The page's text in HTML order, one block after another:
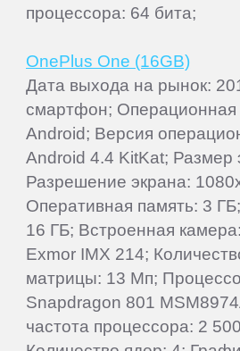
процессора: 64 бита;
OnePlus One (16GB)
Дата выхода на рынок:
смартфон; Операционная
Android; Версия
Android 4.4 KitKat; Размер
Разрешение экрана:
Оперативная память: 3
16 ГБ; Встроенная
Exmor IMX 214;
матрицы: 13 Мп;
Snapdragon 801
частота процессора: 2